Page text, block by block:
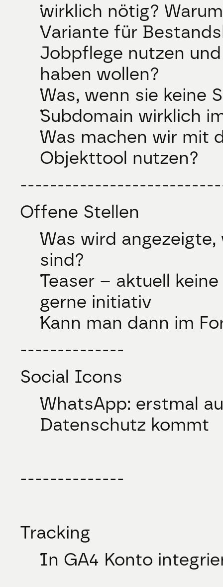
wirklich nötig?
Variante für
Jobpflege nutzen
haben wollen?
Was, wenn sie keine
Subdomain wirklich
Was machen wir mit
Objekttool nutzen?
Offene Stellen
Was wird
sind?
Teaser – aktuell
gerne initiativ
Kann man dann im
--------------
Social Icons
WhatsApp: erstmal
Datenschutz kommt
--------------
Tracking
In GA4 Konto